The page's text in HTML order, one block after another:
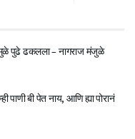
पुढे ढकलला – नागराज मंजुळे
पाणी बी पेत नाय, आणि ह्या पोरानं